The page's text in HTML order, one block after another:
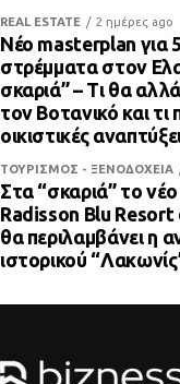
REAL ESTATE 2 ημέρες ago
Νέο masterplan για
στρέμματα στον
σκαριά” – Τι θα
τον Βοτανικό και τι
οικιστικές
ΤΟΥΡΙΣΜΟΣ - ΞΕΝΟΔΟΧΕΙΑ
Στα “σκαριά” το
Radisson Blu Resort
θα περιλαμβάνει η
ιστορικού